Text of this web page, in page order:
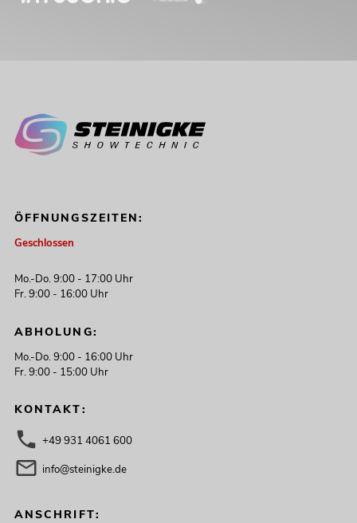
ÖFFNUNGSZEITEN:
Geschlossen
Mo.-Do. 9:00 - 17:00 Uhr
Fr. 9:00 - 16:00 Uhr
ABHOLUNG:
Mo.-Do. 9:00 - 16:00 Uhr
Fr. 9:00 - 15:00 Uhr
KONTAKT:
+49 931 4061 600
info@steinigke.de
ANSCHRIFT: